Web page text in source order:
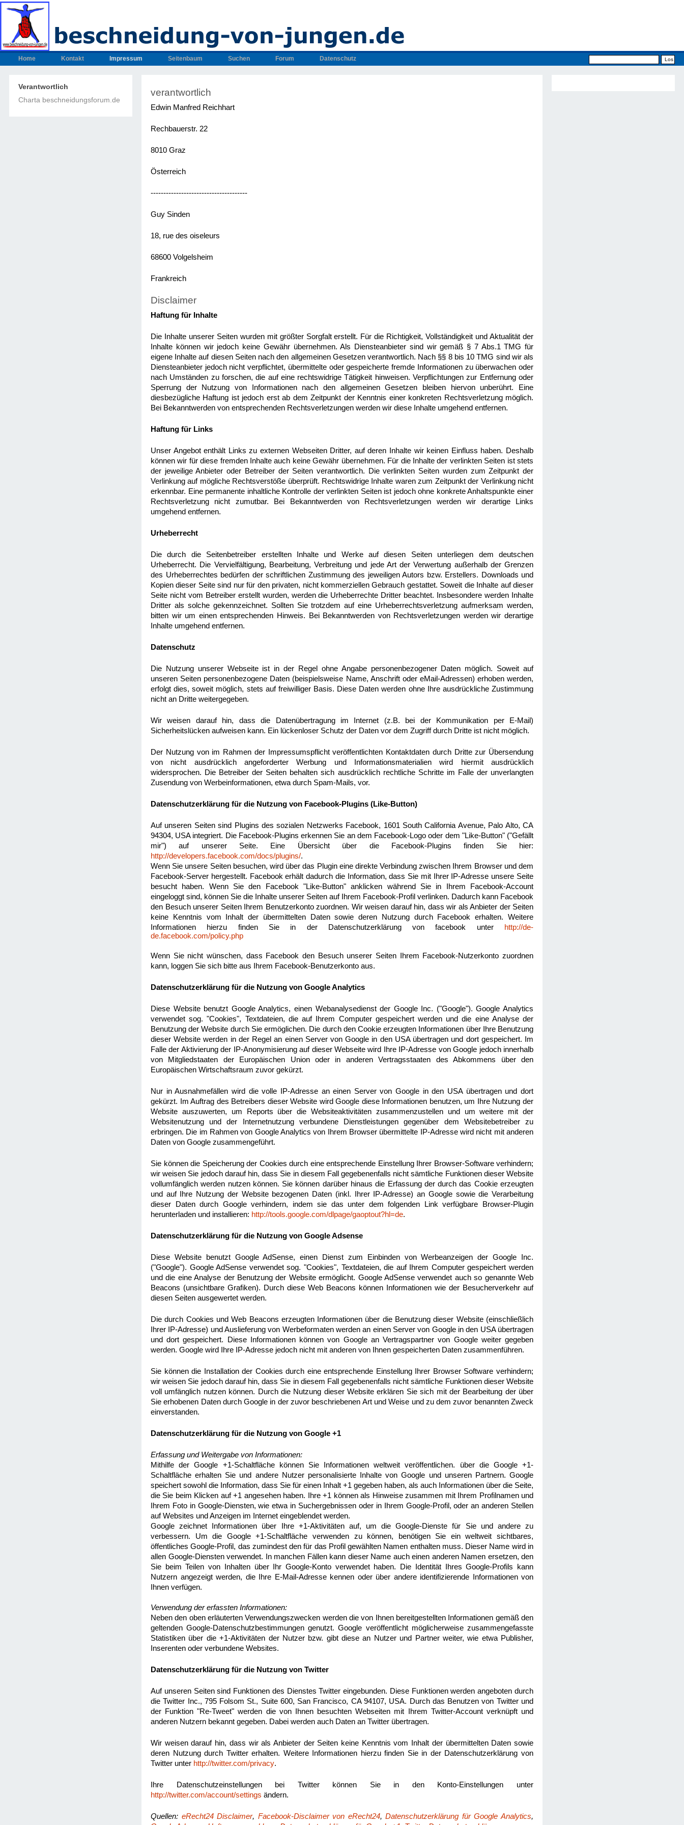
Home Kontakt Impressum Seitenbaum Suchen Forum Datenschutz
Verantwortlich
Charta beschneidungsforum.de
verantwortlich
Edwin Manfred Reichhart
Rechbauerstr. 22
8010 Graz
Österreich
--------------------------------------
Guy Sinden
18, rue des oiseleurs
68600 Volgelsheim
Frankreich
Disclaimer
Haftung für Inhalte
Die Inhalte unserer Seiten wurden mit größter Sorgfalt erstellt. Für die Richtigkeit, Vollständigkeit und Aktualität der
Inhalte können wir jedoch keine Gewähr übernehmen. Als Diensteanbieter sind wir gemäß § 7 Abs.1 TMG für
eigene Inhalte auf diesen Seiten nach den allgemeinen Gesetzen verantwortlich. Nach §§ 8 bis 10 TMG sind wir als
Diensteanbieter jedoch nicht verpflichtet, übermittelte oder gespeicherte fremde Informationen zu überwachen oder
nach Umständen zu forschen, die auf eine rechtswidrige Tätigkeit hinweisen. Verpflichtungen zur Entfernung oder
Sperrung der Nutzung von Informationen nach den allgemeinen Gesetzen bleiben hiervon unberührt. Eine
diesbezügliche Haftung ist jedoch erst ab dem Zeitpunkt der Kenntnis einer konkreten Rechtsverletzung möglich.
Bei Bekanntwerden von entsprechenden Rechtsverletzungen werden wir diese Inhalte umgehend entfernen.
Haftung für Links
Unser Angebot enthält Links zu externen Webseiten Dritter, auf deren Inhalte wir keinen Einfluss haben. Deshalb
können wir für diese fremden Inhalte auch keine Gewähr übernehmen. Für die Inhalte der verlinkten Seiten ist stets
der jeweilige Anbieter oder Betreiber der Seiten verantwortlich. Die verlinkten Seiten wurden zum Zeitpunkt der
Verlinkung auf mögliche Rechtsverstöße überprüft. Rechtswidrige Inhalte waren zum Zeitpunkt der Verlinkung nicht
erkennbar. Eine permanente inhaltliche Kontrolle der verlinkten Seiten ist jedoch ohne konkrete Anhaltspunkte einer
Rechtsverletzung nicht zumutbar. Bei Bekanntwerden von Rechtsverletzungen werden wir derartige Links
umgehend entfernen.
Urheberrecht
Die durch die Seitenbetreiber erstellten Inhalte und Werke auf diesen Seiten unterliegen dem deutschen
Urheberrecht. Die Vervielfältigung, Bearbeitung, Verbreitung und jede Art der Verwertung außerhalb der Grenzen
des Urheberrechtes bedürfen der schriftlichen Zustimmung des jeweiligen Autors bzw. Erstellers. Downloads und
Kopien dieser Seite sind nur für den privaten, nicht kommerziellen Gebrauch gestattet. Soweit die Inhalte auf dieser
Seite nicht vom Betreiber erstellt wurden, werden die Urheberrechte Dritter beachtet. Insbesondere werden Inhalte
Dritter als solche gekennzeichnet. Sollten Sie trotzdem auf eine Urheberrechtsverletzung aufmerksam werden,
bitten wir um einen entsprechenden Hinweis. Bei Bekanntwerden von Rechtsverletzungen werden wir derartige
Inhalte umgehend entfernen.
Datenschutz
Die Nutzung unserer Webseite ist in der Regel ohne Angabe personenbezogener Daten möglich. Soweit auf
unseren Seiten personenbezogene Daten (beispielsweise Name, Anschrift oder eMail-Adressen) erhoben werden,
erfolgt dies, soweit möglich, stets auf freiwilliger Basis. Diese Daten werden ohne Ihre ausdrückliche Zustimmung
nicht an Dritte weitergegeben.
Wir weisen darauf hin, dass die Datenübertragung im Internet (z.B. bei der Kommunikation per E-Mail)
Sicherheitslücken aufweisen kann. Ein lückenloser Schutz der Daten vor dem Zugriff durch Dritte ist nicht möglich.
Der Nutzung von im Rahmen der Impressumspflicht veröffentlichten Kontaktdaten durch Dritte zur Übersendung
von nicht ausdrücklich angeforderter Werbung und Informationsmaterialien wird hiermit ausdrücklich
widersprochen. Die Betreiber der Seiten behalten sich ausdrücklich rechtliche Schritte im Falle der unverlangten
Zusendung von Werbeinformationen, etwa durch Spam-Mails, vor.
Datenschutzerklärung für die Nutzung von Facebook-Plugins (Like-Button)
Auf unseren Seiten sind Plugins des sozialen Netzwerks Facebook, 1601 South California Avenue, Palo Alto, CA
94304, USA integriert. Die Facebook-Plugins erkennen Sie an dem Facebook-Logo oder dem "Like-Button" ("Gefällt
mir") auf unserer Seite. Eine Übersicht über die Facebook-Plugins finden Sie hier:
http://developers.facebook.com/docs/plugins/.
Wenn Sie unsere Seiten besuchen, wird über das Plugin eine direkte Verbindung zwischen Ihrem Browser und dem
Facebook-Server hergestellt. Facebook erhält dadurch die Information, dass Sie mit Ihrer IP-Adresse unsere Seite
besucht haben. Wenn Sie den Facebook "Like-Button" anklicken während Sie in Ihrem Facebook-Account
eingeloggt sind, können Sie die Inhalte unserer Seiten auf Ihrem Facebook-Profil verlinken. Dadurch kann Facebook
den Besuch unserer Seiten Ihrem Benutzerkonto zuordnen. Wir weisen darauf hin, dass wir als Anbieter der Seiten
keine Kenntnis vom Inhalt der übermittelten Daten sowie deren Nutzung durch Facebook erhalten. Weitere
Informationen hierzu finden Sie in der Datenschutzerklärung von facebook unter
http://de-
de.facebook.com/policy.php
Wenn Sie nicht wünschen, dass Facebook den Besuch unserer Seiten Ihrem Facebook-Nutzerkonto zuordnen
kann, loggen Sie sich bitte aus Ihrem Facebook-Benutzerkonto aus.
Datenschutzerklärung für die Nutzung von Google Analytics
Diese Website benutzt Google Analytics, einen Webanalysedienst der Google Inc. ("Google"). Google Analytics
verwendet sog. "Cookies", Textdateien, die auf Ihrem Computer gespeichert werden und die eine Analyse der
Benutzung der Website durch Sie ermöglichen. Die durch den Cookie erzeugten Informationen über Ihre Benutzung
dieser Website werden in der Regel an einen Server von Google in den USA übertragen und dort gespeichert. Im
Falle der Aktivierung der IP-Anonymisierung auf dieser Webseite wird Ihre IP-Adresse von Google jedoch innerhalb
von Mitgliedstaaten der Europäischen Union oder in anderen Vertragsstaaten des Abkommens über den
Europäischen Wirtschaftsraum zuvor gekürzt.
Nur in Ausnahmefällen wird die volle IP-Adresse an einen Server von Google in den USA übertragen und dort
gekürzt. Im Auftrag des Betreibers dieser Website wird Google diese Informationen benutzen, um Ihre Nutzung der
Website auszuwerten, um Reports über die Websiteaktivitäten zusammenzustellen und um weitere mit der
Websitenutzung und der Internetnutzung verbundene Dienstleistungen gegenüber dem Websitebetreiber zu
erbringen. Die im Rahmen von Google Analytics von Ihrem Browser übermittelte IP-Adresse wird nicht mit anderen
Daten von Google zusammengeführt.
Sie können die Speicherung der Cookies durch eine entsprechende Einstellung Ihrer Browser-Software verhindern;
wir weisen Sie jedoch darauf hin, dass Sie in diesem Fall gegebenenfalls nicht sämtliche Funktionen dieser Website
vollumfänglich werden nutzen können. Sie können darüber hinaus die Erfassung der durch das Cookie erzeugten
und auf Ihre Nutzung der Website bezogenen Daten (inkl. Ihrer IP-Adresse) an Google sowie die Verarbeitung
dieser Daten durch Google verhindern, indem sie das unter dem folgenden Link verfügbare Browser-Plugin
herunterladen und installieren: http://tools.google.com/dlpage/gaoptout?hl=de.
Datenschutzerklärung für die Nutzung von Google Adsense
Diese Website benutzt Google AdSense, einen Dienst zum Einbinden von Werbeanzeigen der Google Inc.
("Google"). Google AdSense verwendet sog. "Cookies", Textdateien, die auf Ihrem Computer gespeichert werden
und die eine Analyse der Benutzung der Website ermöglicht. Google AdSense verwendet auch so genannte Web
Beacons (unsichtbare Grafiken). Durch diese Web Beacons können Informationen wie der Besucherverkehr auf
diesen Seiten ausgewertet werden.
Die durch Cookies und Web Beacons erzeugten Informationen über die Benutzung dieser Website (einschließlich
Ihrer IP-Adresse) und Auslieferung von Werbeformaten werden an einen Server von Google in den USA übertragen
und dort gespeichert. Diese Informationen können von Google an Vertragspartner von Google weiter gegeben
werden. Google wird Ihre IP-Adresse jedoch nicht mit anderen von Ihnen gespeicherten Daten zusammenführen.
Sie können die Installation der Cookies durch eine entsprechende Einstellung Ihrer Browser Software verhindern;
wir weisen Sie jedoch darauf hin, dass Sie in diesem Fall gegebenenfalls nicht sämtliche Funktionen dieser Website
voll umfänglich nutzen können. Durch die Nutzung dieser Website erklären Sie sich mit der Bearbeitung der über
Sie erhobenen Daten durch Google in der zuvor beschriebenen Art und Weise und zu dem zuvor benannten Zweck
einverstanden.
Datenschutzerklärung für die Nutzung von Google +1
Erfassung und Weitergabe von Informationen:
Mithilfe der Google +1-Schaltfläche können Sie Informationen weltweit veröffentlichen. über die Google +1-
Schaltfläche erhalten Sie und andere Nutzer personalisierte Inhalte von Google und unseren Partnern. Google
speichert sowohl die Information, dass Sie für einen Inhalt +1 gegeben haben, als auch Informationen über die Seite,
die Sie beim Klicken auf +1 angesehen haben. Ihre +1 können als Hinweise zusammen mit Ihrem Profilnamen und
Ihrem Foto in Google-Diensten, wie etwa in Suchergebnissen oder in Ihrem Google-Profil, oder an anderen Stellen
auf Websites und Anzeigen im Internet eingeblendet werden.
Google zeichnet Informationen über Ihre +1-Aktivitäten auf, um die Google-Dienste für Sie und andere zu
verbessern. Um die Google +1-Schaltfläche verwenden zu können, benötigen Sie ein weltweit sichtbares,
öffentliches Google-Profil, das zumindest den für das Profil gewählten Namen enthalten muss. Dieser Name wird in
allen Google-Diensten verwendet. In manchen Fällen kann dieser Name auch einen anderen Namen ersetzen, den
Sie beim Teilen von Inhalten über Ihr Google-Konto verwendet haben. Die Identität Ihres Google-Profils kann
Nutzern angezeigt werden, die Ihre E-Mail-Adresse kennen oder über andere identifizierende Informationen von
Ihnen verfügen.
Verwendung der erfassten Informationen:
Neben den oben erläuterten Verwendungszwecken werden die von Ihnen bereitgestellten Informationen gemäß den
geltenden Google-Datenschutzbestimmungen genutzt. Google veröffentlicht möglicherweise zusammengefasste
Statistiken über die +1-Aktivitäten der Nutzer bzw. gibt diese an Nutzer und Partner weiter, wie etwa Publisher,
Inserenten oder verbundene Websites.
Datenschutzerklärung für die Nutzung von Twitter
Auf unseren Seiten sind Funktionen des Dienstes Twitter eingebunden. Diese Funktionen werden angeboten durch
die Twitter Inc., 795 Folsom St., Suite 600, San Francisco, CA 94107, USA. Durch das Benutzen von Twitter und
der Funktion "Re-Tweet" werden die von Ihnen besuchten Webseiten mit Ihrem Twitter-Account verknüpft und
anderen Nutzern bekannt gegeben. Dabei werden auch Daten an Twitter übertragen.
Wir weisen darauf hin, dass wir als Anbieter der Seiten keine Kenntnis vom Inhalt der übermittelten Daten sowie
deren Nutzung durch Twitter erhalten. Weitere Informationen hierzu finden Sie in der Datenschutzerklärung von
Twitter unter http://twitter.com/privacy.
Ihre Datenschutzeinstellungen bei Twitter können Sie in den Konto-Einstellungen unter
http://twitter.com/account/settings ändern.
Quellen: eRecht24 Disclaimer, Facebook-Disclaimer von eRecht24,Datenschutzerklärung für Google Analytics,